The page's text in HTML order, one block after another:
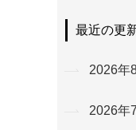
最近の更
2026年
2026年